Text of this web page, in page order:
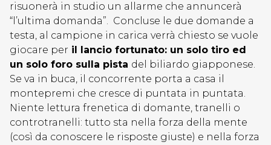
risuonerà in studio un allarme che annuncerà
“l’ultima domanda”. Concluse le due domande a
testa, al campione in carica verrà chiesto se vuole
giocare per il lancio fortunato: un solo tiro ed
un solo foro sulla pista del biliardo giapponese.
Se va in buca, il concorrente porta a casa il
montepremi che cresce di puntata in puntata.
Niente lettura frenetica di domante, tranelli o
controtranelli: tutto sta nella forza della mente
(così da conoscere le risposte giuste) e nella forza